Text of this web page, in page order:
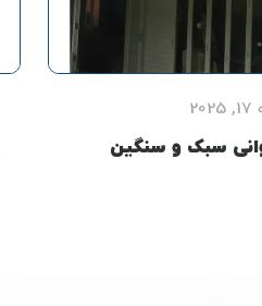
سبک و سنگین